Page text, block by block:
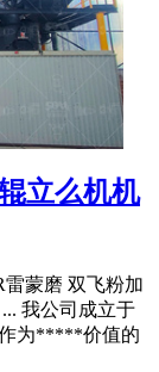
立么机机
蒙磨 双飞粉加
我公司成立于
为*****价值的